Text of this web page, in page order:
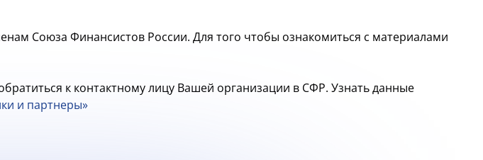
Союза Финансистов России. Для того чтобы ознакомиться с материалами
к контактному лицу Вашей организации в СФР. Узнать данные
и партнеры»